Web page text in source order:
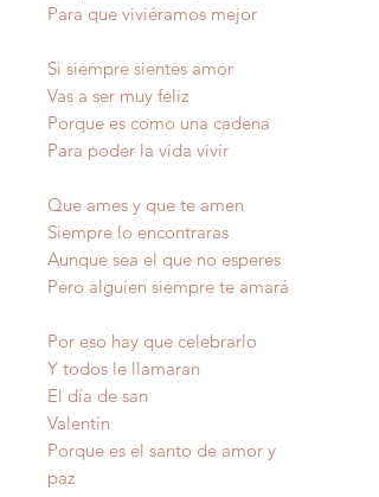
Para que viviéramos mejor
Si siempre sientes amor
Vas a ser muy feliz
Porque es como una cadena
Para poder la vida vivir
Que ames y que te amen
Siempre lo encontraras
Aunque sea el que no esperes
Pero alguien siempre te amará
Por eso hay que celebrarlo
Y todos le llamaran
El día de san
Valentín
Porque es el santo de amor y
paz